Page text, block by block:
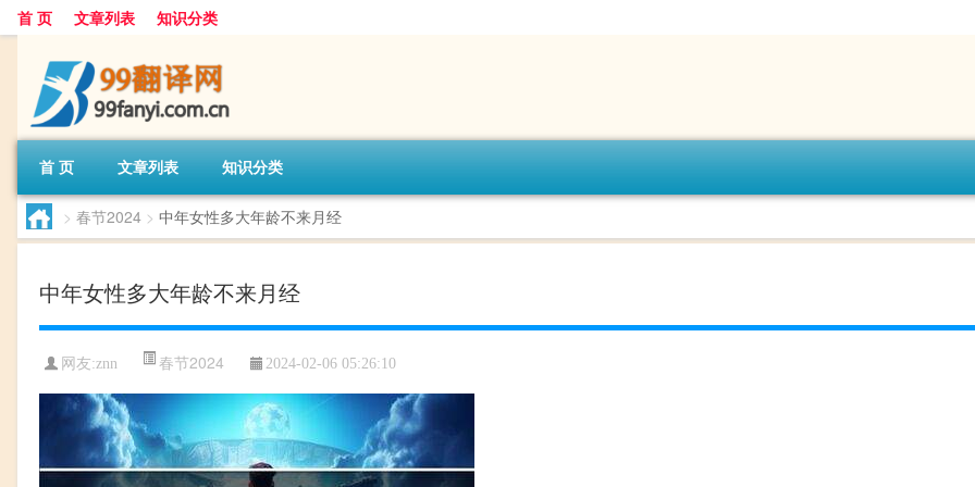
首 页 文章列表 知识分类
首 页 文章列表 知识分类
> 春节2024 > 中年女性多大年龄不来月经
中年女性多大年龄不来月经
网友:znn 春节2024 2024-02-06 05:26:10